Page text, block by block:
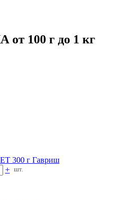
100 г до 1 кг
300 г Гавриш
+ шт.